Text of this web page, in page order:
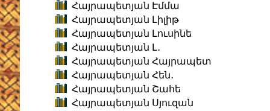
Հայրապետյան Էմմա
Հայրապետյան Լիլիթ
Հայրապետյան Լուսինե
Հայրապետյան Լ․
Հայրապետյան Հայրապետ
Հայրապետյան Հեն․
Հայրապետյան Շահե
Հայրապետյան Սյուզան